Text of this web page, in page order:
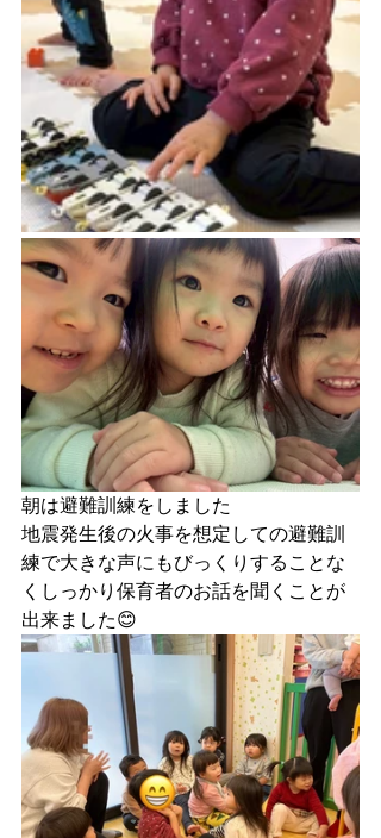
朝は避難訓練をしました
地震発生後の火事を想定しての避難訓
練で大きな声にもびっくりすることな
くしっかり保育者のお話を聞くことが
出来ました😊